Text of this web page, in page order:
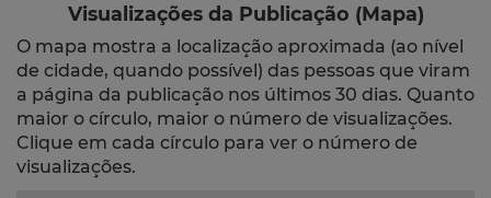
Visualizações da Publicação (Mapa)
O mapa mostra a localização aproximada (ao nível
de cidade, quando possível) das pessoas que viram
a página da publicação nos últimos 30 dias. Quanto
maior o círculo, maior o número de visualizações.
Clique em cada círculo para ver o número de
visualizações.